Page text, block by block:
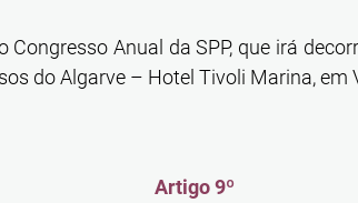
Congresso Anual da SPP, que irá
do Algarve – Hotel Tivoli Marina, em
Artigo 9º